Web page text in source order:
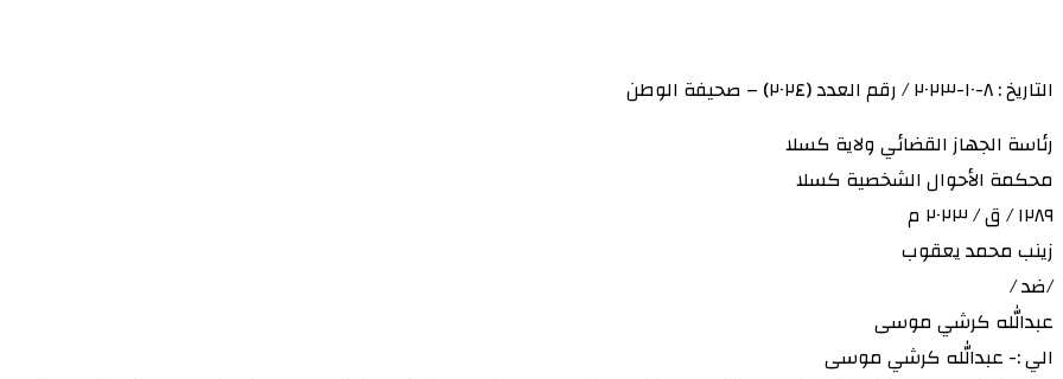
التاريخ : ٨-١٠-٢٠٢٣ / رقم العدد (٢٠٢٤) – صحيفة الوطن
رئاسة الجهاز القضائي ولاية كسلا
محكمة الأحوال الشخصية كسلا
١٢٨٩ / ق / ٢٠٢٣ م
زينب محمد يعقوب
/ضد /
عبدالله كرشي موسى
الي :- عبدالله كرشي موسى